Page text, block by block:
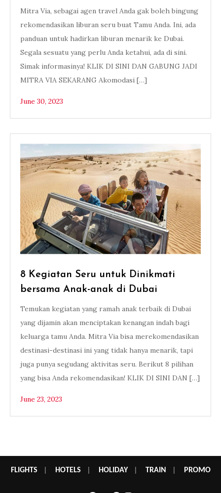
Mitra Via, sebagai agen travel Anda gak boleh bingung
rekomendasikan liburan seru buat Tamu Anda. Ini, ada
panduan untuk hadirkan liburan menarik ke Dubai.
Segala sesuatu yang perlu Anda ketahui, ada di sini.
Simak informasinya! KLIK DI SINI DAN GABUNG JADI
MITRA VIA SEKARANG Akomodasi […]
June 30, 2023
8 Kegiatan Seru untuk Dinikmati
bersama Anak-anak di Dubai
Temukan kegiatan yang ramah anak terbaik di Dubai
yang dijamin akan menciptakan kenangan indah bagi
keluarga tamu Anda. Mitra Via bisa merekomendasikan
destinasi-destinasi ini yang tidak hanya menarik, tapi
juga punya segudang aktivitas seru. Berikut 8 pilihan
yang bisa Anda rekomendasikan! KLIK DI SINI DAN […]
June 23, 2023
FLIGHTS HOTELS HOLIDAY| TRAIN PROMO